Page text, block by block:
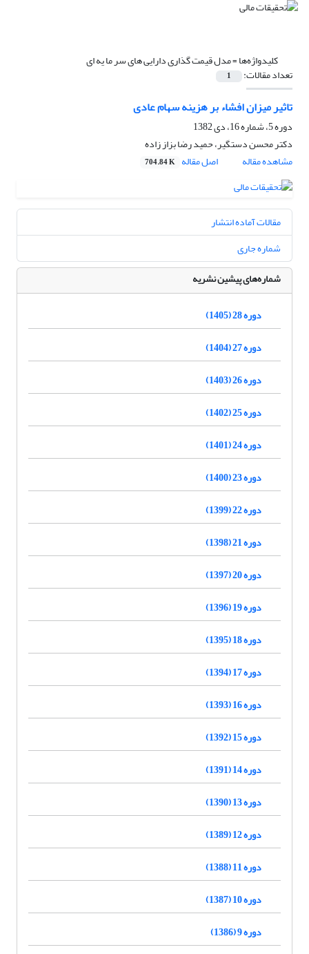
کلیدواژه‌ها =مدل قیمت گذاری دارایی های سر ما یه ای
تعداد مقالات: 1
تاثیر میزان افشاء بر هزینه سهام عادی
دوره 5، شماره 16، دی 1382
دکتر محسن دستگیر، حمید رضا بزاز زاده
مشاهده مقاله
اصل مقاله 704.84 K
مقالات آماده انتشار
شماره جاری
شماره‌های پیشین نشریه
دوره 28 (1405)
دوره 27 (1404)
دوره 26 (1403)
دوره 25 (1402)
دوره 24 (1401)
دوره 23 (1400)
دوره 22 (1399)
دوره 21 (1398)
دوره 20 (1397)
دوره 19 (1396)
دوره 18 (1395)
دوره 17 (1394)
دوره 16 (1393)
دوره 15 (1392)
دوره 14 (1391)
دوره 13 (1390)
دوره 12 (1389)
دوره 11 (1388)
دوره 10 (1387)
دوره 9 (1386)